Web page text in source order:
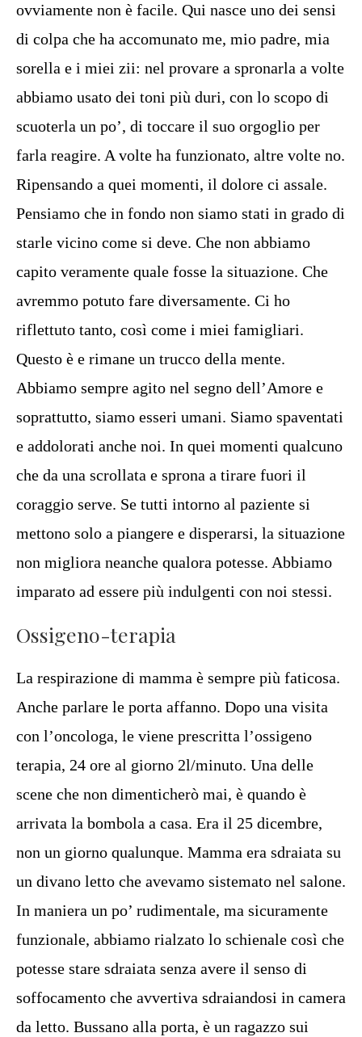
ovviamente non è facile. Qui nasce uno dei sensi
di colpa che ha accomunato me, mio padre, mia
sorella e i miei zii: nel provare a spronarla a volte
abbiamo usato dei toni più duri, con lo scopo di
scuoterla un po’, di toccare il suo orgoglio per
farla reagire. A volte ha funzionato, altre volte no.
Ripensando a quei momenti, il dolore ci assale.
Pensiamo che in fondo non siamo stati in grado di
starle vicino come si deve. Che non abbiamo
capito veramente quale fosse la situazione. Che
avremmo potuto fare diversamente. Ci ho
riflettuto tanto, così come i miei famigliari.
Questo è e rimane un trucco della mente.
Abbiamo sempre agito nel segno dell’Amore e
soprattutto, siamo esseri umani. Siamo spaventati
e addolorati anche noi. In quei momenti qualcuno
che da una scrollata e sprona a tirare fuori il
coraggio serve. Se tutti intorno al paziente si
mettono solo a piangere e disperarsi, la situazione
non migliora neanche qualora potesse. Abbiamo
imparato ad essere più indulgenti con noi stessi.
Ossigeno-terapia
La respirazione di mamma è sempre più faticosa.
Anche parlare le porta affanno. Dopo una visita
con l’oncologa, le viene prescritta l’ossigeno
terapia, 24 ore al giorno 2l/minuto. Una delle
scene che non dimenticherò mai, è quando è
arrivata la bombola a casa. Era il 25 dicembre,
non un giorno qualunque. Mamma era sdraiata su
un divano letto che avevamo sistemato nel salone.
In maniera un po’ rudimentale, ma sicuramente
funzionale, abbiamo rialzato lo schienale così che
potesse stare sdraiata senza avere il senso di
soffocamento che avvertiva sdraiandosi in camera
da letto. Bussano alla porta, è un ragazzo sui